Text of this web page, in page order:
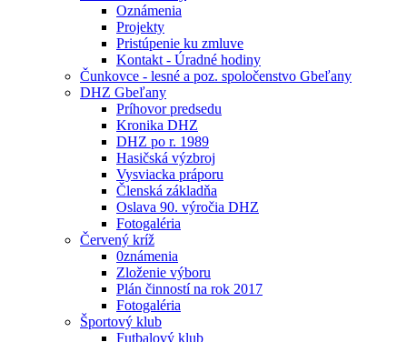
Oznámenia
Projekty
Pristúpenie ku zmluve
Kontakt - Úradné hodiny
Čunkovce - lesné a poz. spoločenstvo Gbeľany
DHZ Gbeľany
Príhovor predsedu
Kronika DHZ
DHZ po r. 1989
Hasičská výzbroj
Vysviacka práporu
Členská základňa
Oslava 90. výročia DHZ
Fotogaléria
Červený kríž
0známenia
Zloženie výboru
Plán činností na rok 2017
Fotogaléria
Športový klub
Futbalový klub